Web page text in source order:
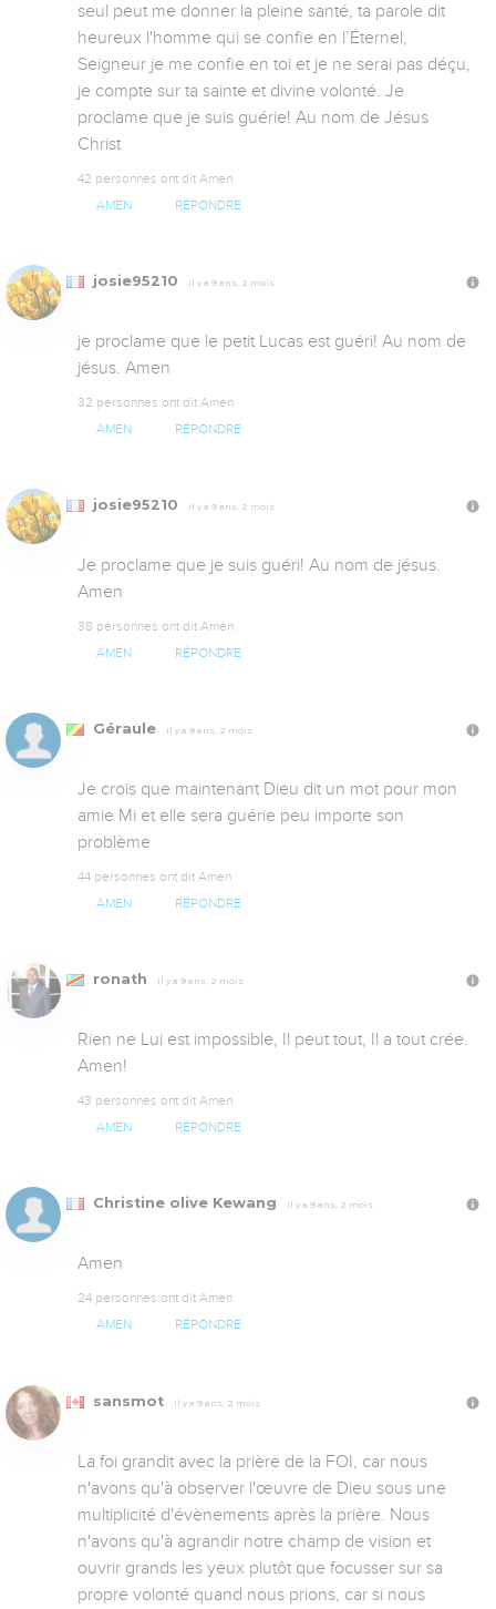
seul peut me donner la pleine santé, ta parole dit
heureux l'homme qui se confie en l’Éternel,
Seigneur je me confie en toi et je ne serai pas déçu,
je compte sur ta sainte et divine volonté. Je
proclame que je suis guérie! Au nom de Jésus
Christ
42 personnes ont dit Amen
AMEN RÉPONDRE
josie95210 Il y a 9 ans, 2 mois
je proclame que le petit Lucas est guéri! Au nom de
jésus. Amen
32 personnes ont dit Amen
AMEN RÉPONDRE
josie95210 Il y a 9 ans, 2 mois
Je proclame que je suis guéri! Au nom de jésus.
Amen
38 personnes ont dit Amen
AMEN RÉPONDRE
Géraule Il y a 9 ans, 2 mois
Je crois que maintenant Dieu dit un mot pour mon
amie Mi et elle sera guérie peu importe son
problème
44 personnes ont dit Amen
AMEN RÉPONDRE
ronath Il y a 9 ans, 2 mois
Rien ne Lui est impossible, Il peut tout, Il a tout crée.
Amen!
43 personnes ont dit Amen
AMEN RÉPONDRE
Christine olive Kewang Il y a 9 ans, 2 mois
Amen
24 personnes ont dit Amen
AMEN RÉPONDRE
sansmot Il y a 9 ans, 2 mois
La foi grandit avec la prière de la FOI, car nous
n'avons qu'à observer l'œuvre de Dieu sous une
multiplicité d'évènements après la prière. Nous
n'avons qu'à agrandir notre champ de vision et
ouvrir grands les yeux plutôt que focusser sur sa
propre volonté quand nous prions, car si nous